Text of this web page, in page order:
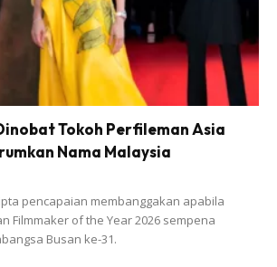
kain.
Tokoh Perfileman Asia
Nama Malaysia
pencapaian membanggakan apabila
Filmmaker of the Year 2026 sempena
Busan ke-31.